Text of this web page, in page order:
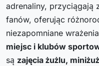
adrenaliny, przyciągają
fanów, oferując
niezapomniane
miejsc i klubów
są zajęcia żużlu,